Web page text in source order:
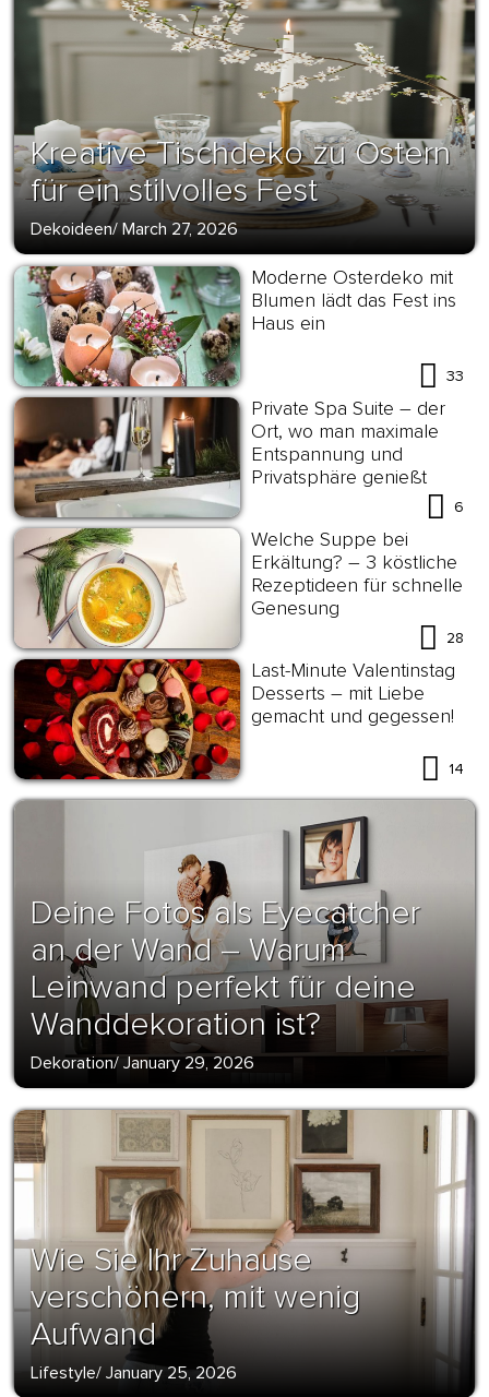
Kreative Tischdeko zu Ostern
für ein stilvolles Fest
Dekoideen/March 27, 2026
Moderne Osterdeko mit
Blumen lädt das Fest ins
Haus ein
33
Private Spa Suite – der
Ort, wo man maximale
Entspannung und
Privatsphäre genießt
6
Welche Suppe bei
Erkältung? – 3 köstliche
Rezeptideen für schnelle
Genesung
28
Last-Minute Valentinstag
Desserts – mit Liebe
gemacht und gegessen!
14
Deine Fotos als Eyecatcher
an der Wand – Warum
Leinwand perfekt für deine
Wanddekoration ist?
Dekoration/ January 29, 2026
Wie Sie Ihr Zuhause
verschönern, mit wenig
Aufwand
Lifestyle/ January 25, 2026